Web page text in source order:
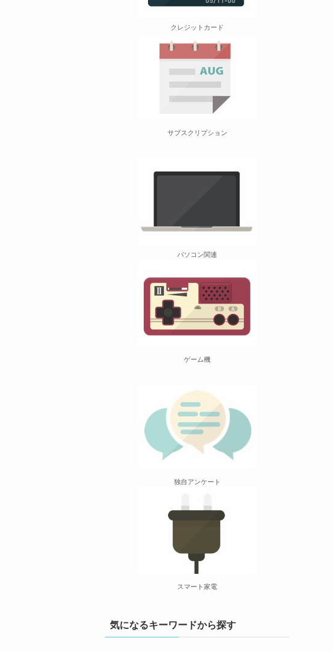
クレジットカード
サブスクリプション
パソコン関連
ゲーム機
独自アンケート
スマート家電
気になるキーワードから探す